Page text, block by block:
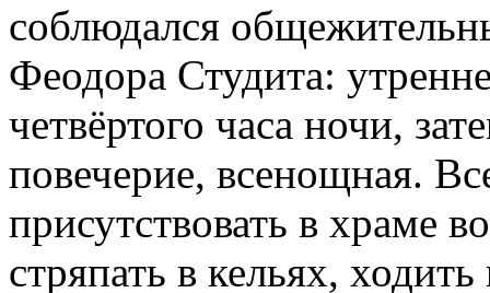
соблюдался
Феодора Студита:
четвёртого часа ночи,
повечерие, всенощная.
присутствовать в храме
стряпать в кельях,